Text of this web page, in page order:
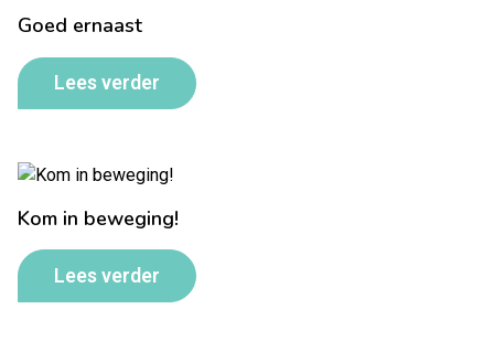
Goed ernaast
Lees verder
Kom in beweging!
Lees verder